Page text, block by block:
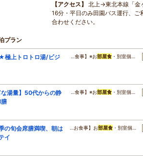
アクセス
北上→東北本線「金
16分・平日のみ田園バス運行、ご
合わせください。
プラン
極上トロトロ湯/ビジ
…食事】※お部屋食 ・別室個…
な湯量】50代からの静
…食事】※お部屋食 ・別室個…
の旬会席膳満喫、朝は
イ
…お食事】お部屋食 ・別室個…